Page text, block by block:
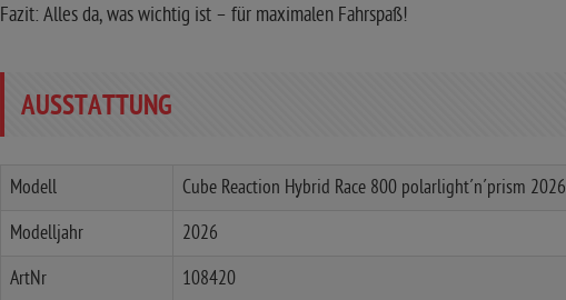
Fazit: Alles da, was wichtig ist – für maximalen Fahrspaß!
AUSSTATTUNG
Modell Cube Reaction Hybrid Race 800 polarlight´n´prism 2026
Modelljahr 2026
ArtNr 108420